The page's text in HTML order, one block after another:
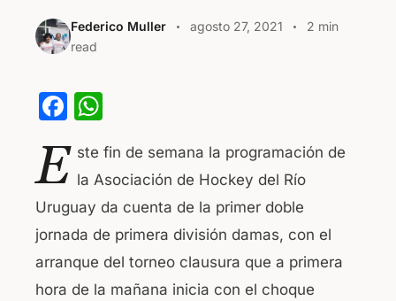
Federico Muller agosto 27, 2021
2 min
read
F
c
e
b
o
o
at
s
A
p
p
E ste fin de semana la programación de
la Asociación de Hockey del Río
Uruguay da cuenta de la primer doble
jornada de primera división damas, con el
arranque del torneo clausura que a primera
hora de la mañana inicia con el choque